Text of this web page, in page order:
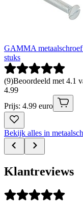
GAMMA
stuks
(9)Beoordeeld met 4.1
4.99
Prijs: 4.99 euro
Bekijk alles in
Klantreviews